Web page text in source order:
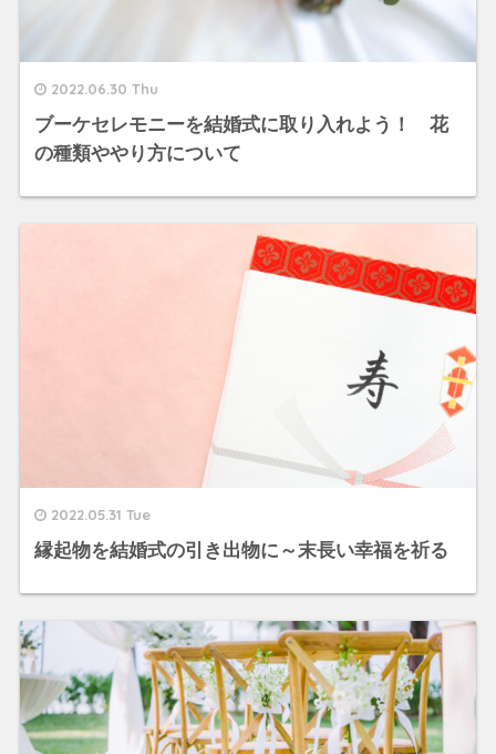
2022.06.30 Thu
ブーケセレモニーを結婚式に取り入れよう！ 花
の種類ややり方について
2022.05.31 Tue
縁起物を結婚式の引き出物に～末長い幸福を祈る